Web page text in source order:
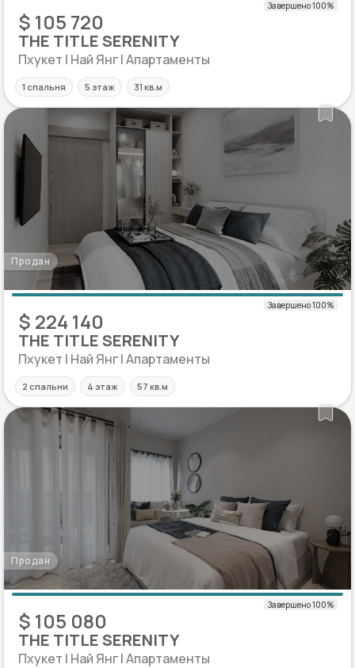
$ 105 720
THE TITLE SERENITY
Пхукет | Най Янг | Апартаменты
1 спальня 5 этаж 31 кв.м
Продан
$ 224 140
THE TITLE SERENITY
Пхукет | Най Янг | Апартаменты
2 спальни 4 этаж 57 кв.м
Продан
$ 105 080
THE TITLE SERENITY
Пхукет | Най Янг | Апартаменты